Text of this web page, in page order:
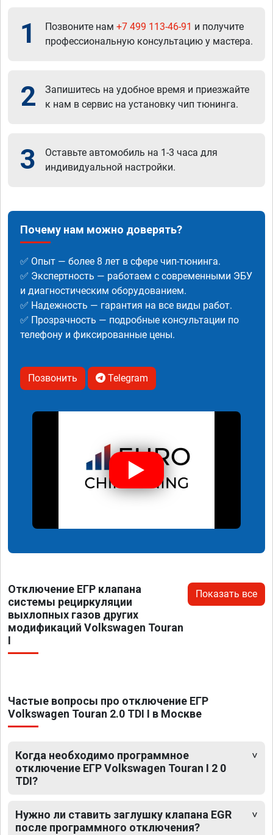
1 Позвоните нам +7 499 113-46-91 и получите
профессиональную консультацию у мастера.
2
Запишитесь на удобное время и приезжайте
к нам в сервис на установку чип тюнинга.
3
Оставьте автомобиль на 1-3 часа для
индивидуальной настройки.
Почему нам можно доверять?
✅ Опыт — более 8 лет в сфере чип-тюнинга.
✅ Экспертность — работаем с современными ЭБУ
и диагностическим оборудованием.
✅ Надежность — гарантия на все виды работ.
✅ Прозрачность — подробные консультации по
телефону и фиксированные цены.
Позвонить Telegram
Отключение ЕГР клапана
системы рециркуляции
выхлопных газов других
модификаций Volkswagen Touran
I
Показать все
Частые вопросы про отключение ЕГР
Volkswagen Touran 2.0 TDI I в Москве
Когда необходимо программное
отключение ЕГР Volkswagen Touran I 2 0
TDI?
Нужно ли ставить заглушку клапана EGR
после программного отключения?